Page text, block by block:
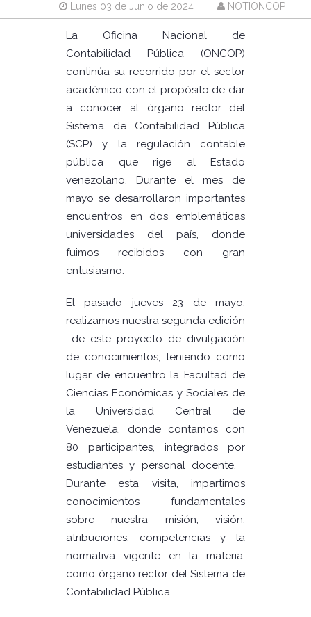
Lunes 03 de Junio de 2024 NOTIONCOP
La Oficina Nacional de
Contabilidad Pública (ONCOP)
continúa su recorrido por el sector
académico con el propósito de dar
a conocer al órgano rector del
Sistema de Contabilidad Pública
(SCP) y la regulación contable
pública que rige al Estado
venezolano. Durante el mes de
mayo se desarrollaron importantes
encuentros en dos emblemáticas
universidades del país, donde
fuimos recibidos con gran
entusiasmo.
El pasado jueves 23 de mayo,
realizamos nuestra segunda edición
de este proyecto de divulgación
de conocimientos, teniendo como
lugar de encuentro la Facultad de
Ciencias Económicas y Sociales de
la Universidad Central de
Venezuela, donde contamos con
80 participantes, integrados por
estudiantes y personal docente.
Durante esta visita, impartimos
conocimientos fundamentales
sobre nuestra misión, visión,
atribuciones, competencias y la
normativa vigente en la materia,
como órgano rector del Sistema de
Contabilidad Pública.